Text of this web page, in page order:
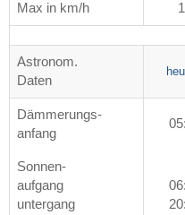
Max in km/h
Astronom.
Daten
Dämmerungs-
anfang
Sonnen-
aufgang
untergang